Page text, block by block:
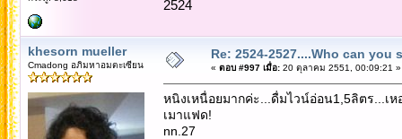
2524
khesorn mueller
Cmadong อภิมหาอมตะเซียน
Re: 2524-2527....Who can you
« ตอบ #997 เมื่อ:20 ตุลาคม 2551, 00:09:21 »
หนิงเหนื่อยมากค่ะ...ดื่มไวน์อ่อน1,5ลิตร...เห
เมาแฟด!
nn.27